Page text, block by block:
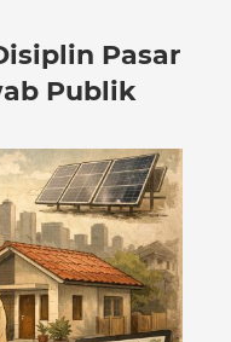
Pasar
Publik